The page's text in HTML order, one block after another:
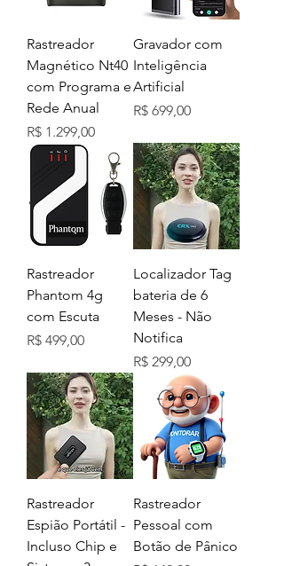
Rastreador
Magnético Nt40
com Programa e
Rede Anual
Preço
R$ 1.299,00
Gravador com
Inteligência
Artificial
Preço
R$ 699,00
Rastreador
Phantom 4g
com Escuta
Preço
R$ 499,00
Localizador Tag
bateria de 6
Meses - Não
Notifica
Preço
R$ 299,00
Rastreador
Espião Portátil -
Incluso Chip e
Rastreador
Pessoal com
Botão de Pânico